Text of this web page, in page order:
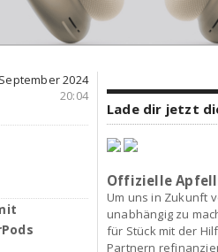
2024
20:04
Lade dir jetzt
Offizielle
Um uns in Zukunft
unabhängig zu
für Stück mit der
Partnern